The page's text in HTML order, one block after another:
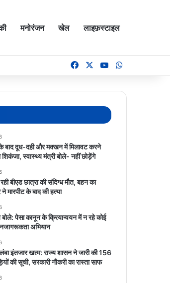
मनोरंजन खेल लाइफ़स्टाइल
FacebookYouTube
के बाद दूध-दही और मक्खन में मिलावट करने
शिकंजा, स्वास्थ्य मंत्री बोले- नहीं छोड़ेंगे
बीएड छात्रा की संदिग्ध मौत, बहन का
मारपीट के बाद की हत्या
बोले: पेसा कानून के क्रियान्वयन में न रहे कोई
अभियान
इंतजार खत्म: राज्य शासन ने जारी की 156
की सूची, सरकारी नौकरी का रास्ता साफ